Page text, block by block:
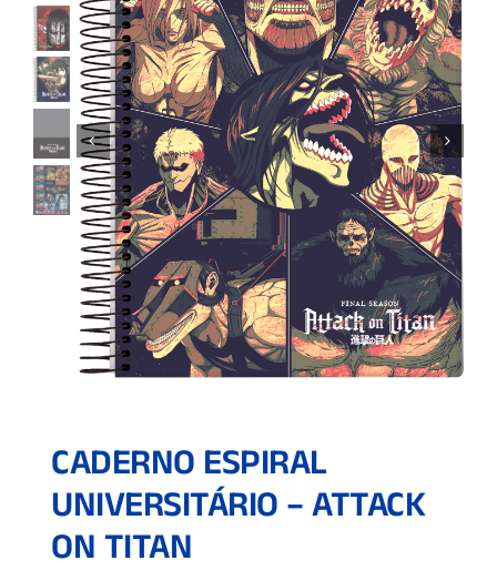
CADERNO ESPIRAL
UNIVERSITÁRIO – ATTACK
ON TITAN